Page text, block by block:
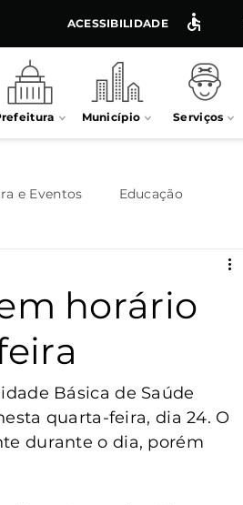
ACESSIBILIDADE
Município Serviços
e Eventos Educação
Juventude
horário
Básica de Saúde
quarta-feira, dia 24. O
durante o dia, porém